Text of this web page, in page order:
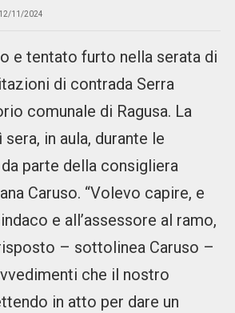
12/11/2024
e tentato furto nella serata di
di contrada Serra
comunale di Ragusa. La
sera, in aula, durante le
parte della consigliera
Caruso. “Volevo capire, e
e all’assessore al ramo,
– sottolinea Caruso –
che il nostro
in atto per dare un